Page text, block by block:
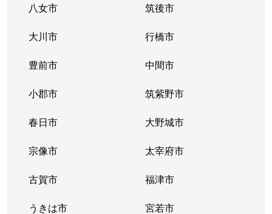
八女市 筑後市
大川市 行橋市
豊前市 中間市
小郡市 筑紫野市
春日市 大野城市
宗像市 太宰府市
古賀市 福津市
うきは市 宮若市